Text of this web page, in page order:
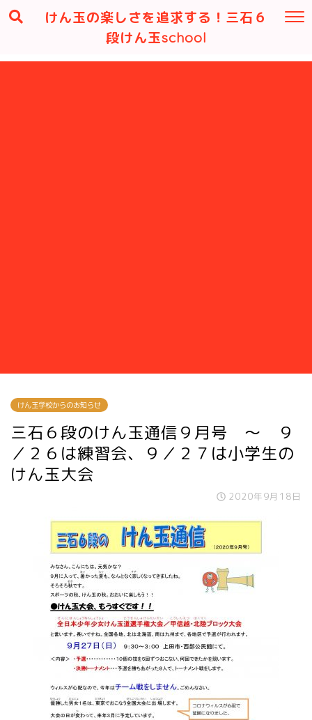
けん玉の楽しさを追求する！三石６
段けん玉school
けん玉学校からのお知らせ
三石６段のけん玉通信９月号 ～ ９
／２６は練習会、９／２７は小学生の
けん玉大会
2020年9月18日